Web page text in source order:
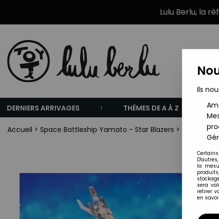
Lulu Berlu, la
DERNIERS ARRIVAGES THÈMES DE A À Z
Accueil > Space Battleship Yamato - Star Blazers > Space
Ils
la
sera
retirer
en